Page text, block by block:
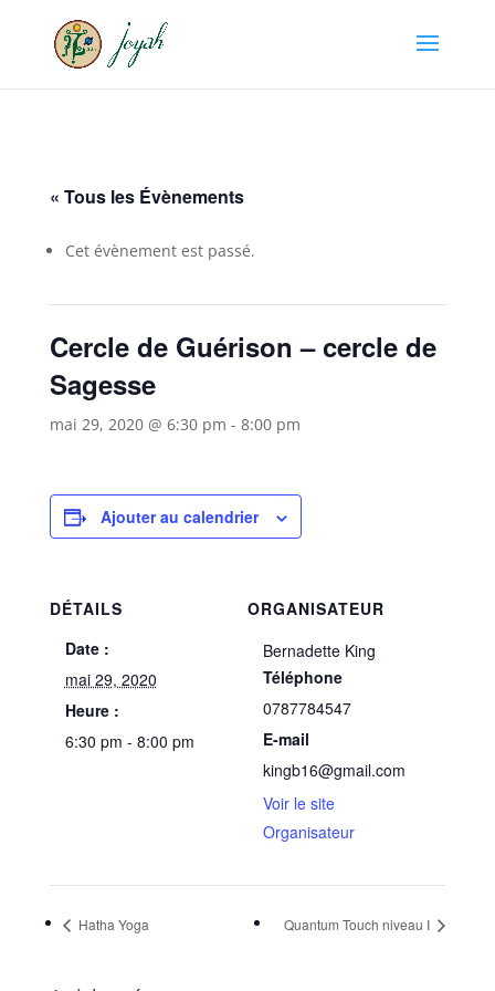
« Tous les Évènements
Cet évènement est passé.
Cercle de Guérison – cercle de
Sagesse
mai 29, 2020 @ 6:30 pm - 8:00 pm
Ajouter au calendrier
DÉTAILS
Date :
mai 29, 2020
Heure :
6:30 pm - 8:00 pm
ORGANISATEUR
Bernadette King
Téléphone
0787784547
E-mail
kingb16@gmail.com
Voir le site
Organisateur
Hatha Yoga Quantum Touch niveau I